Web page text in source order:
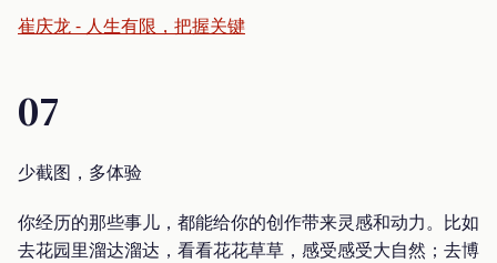
崔庆龙 - 人生有限，把握关键
07
少截图，多体验
你经历的那些事儿，都能给你的创作带来灵感和动力。比如
去花园里溜达溜达，看看花花草草，感受感受大自然；去博